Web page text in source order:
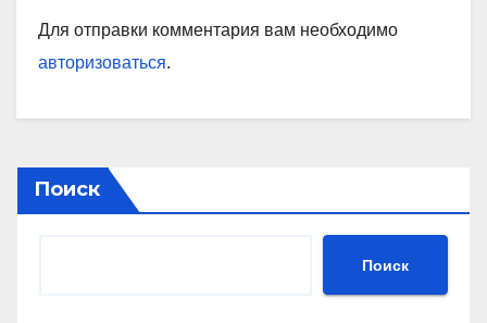
Для отправки комментария вам необходимо
авторизоваться.
Поиск
Поиск